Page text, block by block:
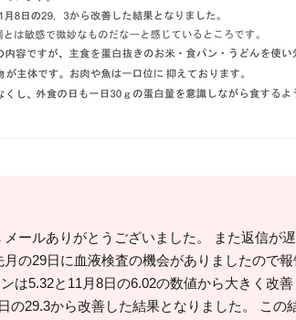
ールありがとうございました。 また返信が
の29日に血液検査の機会がありましたので
は5.32と11月8日の6.02の数値から大きく改
の29.3から改善した結果となりました。 この